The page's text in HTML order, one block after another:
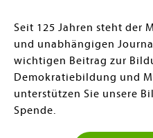
Seit 125 Jahren steht der
und unabhängigen
wichtigen Beitrag zur
Demokratiebildung und
unterstützen Sie unsere
Spende.